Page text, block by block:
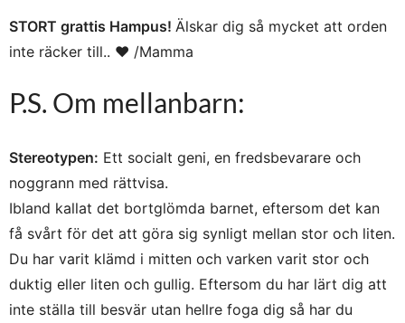
STORT grattis Hampus! Älskar dig så mycket att orden
inte räcker till.. ♥ /Mamma
P.S. Om mellanbarn:
Stereotypen: Ett socialt geni, en fredsbevarare och
noggrann med rättvisa.
Ibland kallat det bortglömda barnet, eftersom det kan
få svårt för det att göra sig synligt mellan stor och liten.
Du har varit klämd i mitten och varken varit stor och
duktig eller liten och gullig. Eftersom du har lärt dig att
inte ställa till besvär utan hellre foga dig så har du